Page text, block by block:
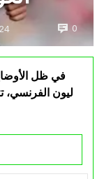
0
في ظل الأوضاع
ليون الفرنسي،